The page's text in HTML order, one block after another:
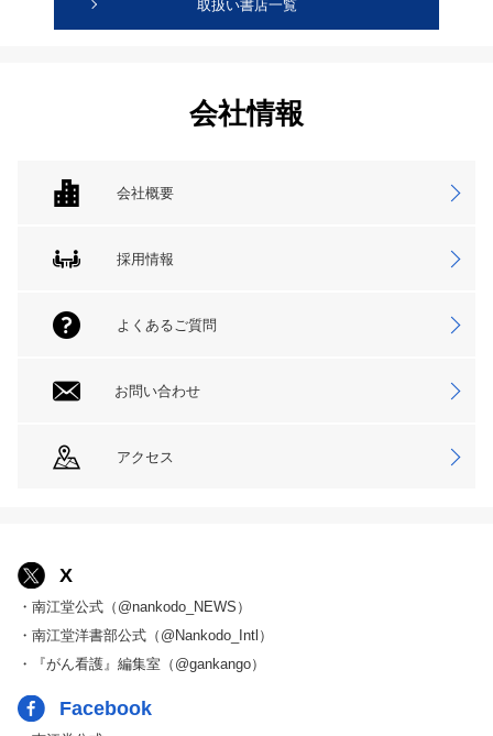
取扱い書店一覧
会社情報
会社概要
採用情報
よくあるご質問
お問い合わせ
アクセス
X
・南江堂公式（@nankodo_NEWS）
・南江堂洋書部公式（@Nankodo_Intl）
・『がん看護』編集室（@gankango）
Facebook